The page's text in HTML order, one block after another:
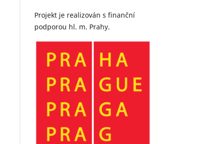
Projekt je realizován s finanční
podporou hl. m. Prahy.